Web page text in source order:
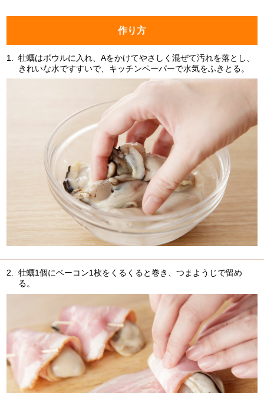
作り方
1.
牡蠣はボウルに入れ、Aをかけてやさしく混ぜて汚れを落とし、
きれいな水ですすいで、キッチンペーパーで水気をふきとる。
2. 牡蠣1個にベーコン1枚をくるくると巻き、つまようじで留め
る。